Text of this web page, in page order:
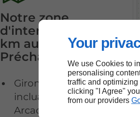
Your
We use Cookies to
personalising
traffic and
clicking "I Agree"
from our providers
Notre zone
d'intervention (80
km autour de
Préchac)
Gironde (et Landes,
incluant Bordeaux,
Arcachon, Mont-de-